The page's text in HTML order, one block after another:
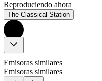
Reproduciendo ahora
The Classical Station
Emisoras similares
Emisoras similares